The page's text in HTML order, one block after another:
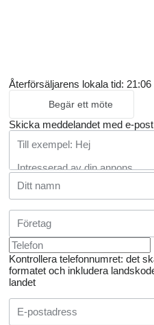
Återförsäljarens lokala tid: 21:06
Begär ett möte
Skicka meddelandet med e-post
Kontrollera telefonnumret: det
formatet och inkludera
landet